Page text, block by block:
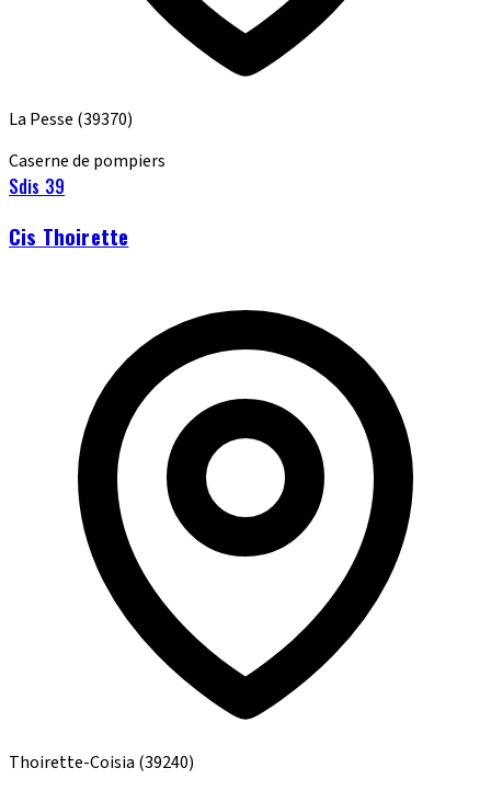
La Pesse (39370)
Caserne de pompiers
Sdis 39
Cis Thoirette
Thoirette-Coisia (39240)